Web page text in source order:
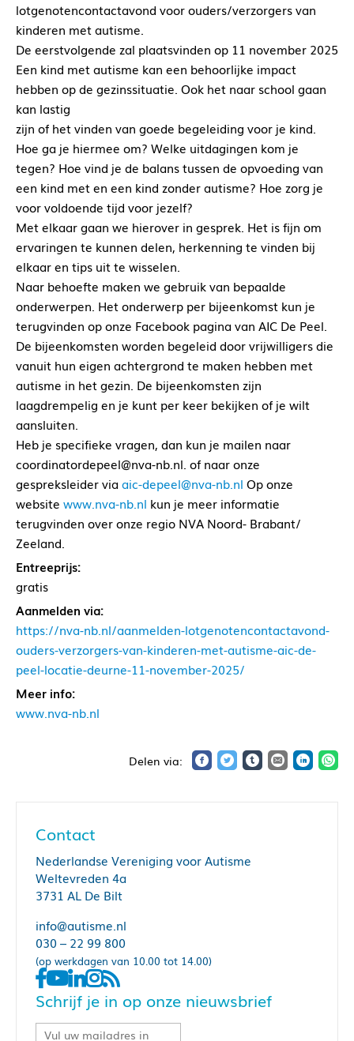
lotgenotencontactavond voor ouders/verzorgers van
kinderen met autisme.
De eerstvolgende zal plaatsvinden op 11 november 2025
Een kind met autisme kan een behoorlijke impact
hebben op de gezinssituatie. Ook het naar school gaan
kan lastig
zijn of het vinden van goede begeleiding voor je kind.
Hoe ga je hiermee om? Welke uitdagingen kom je
tegen? Hoe vind je de balans tussen de opvoeding van
een kind met en een kind zonder autisme? Hoe zorg je
voor voldoende tijd voor jezelf?
Met elkaar gaan we hierover in gesprek. Het is fijn om
ervaringen te kunnen delen, herkenning te vinden bij
elkaar en tips uit te wisselen.
Naar behoefte maken we gebruik van bepaalde
onderwerpen. Het onderwerp per bijeenkomst kun je
terugvinden op onze Facebook pagina van AIC De Peel.
De bijeenkomsten worden begeleid door vrijwilligers die
vanuit hun eigen achtergrond te maken hebben met
autisme in het gezin. De bijeenkomsten zijn
laagdrempelig en je kunt per keer bekijken of je wilt
aansluiten.
Heb je specifieke vragen, dan kun je mailen naar
coordinatordepeel@nva-nb.nl. of naar onze
gespreksleider viaaic-depeel@nva-nb.nl Op onze
website www.nva-nb.nl kun je meer informatie
terugvinden over onze regio NVA Noord- Brabant/
Zeeland.
Entreeprijs:
gratis
Aanmelden via:
https://nva-nb.nl/aanmelden-lotgenotencontactavond-
ouders-verzorgers-van-kinderen-met-autisme-aic-de-
peel-locatie-deurne-11-november-2025/
Meer info:
www.nva-nb.nl
Contact
Nederlandse Vereniging voor Autisme
Weltevreden 4a
3731 AL De Bilt
info@autisme.nl
030 – 22 99 800
(op werkdagen van 10.00 tot 14.00)
Schrijf je in op onze nieuwsbrief